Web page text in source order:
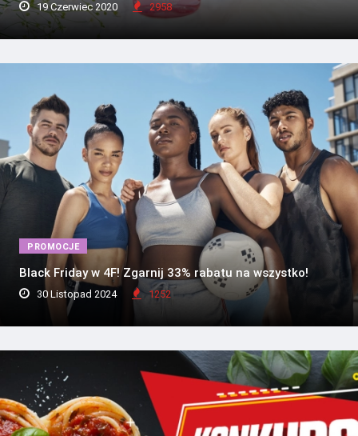
19 Czerwiec 2020 2958
PROMOCJE
Black Friday w 4F! Zgarnij 33% rabatu na wszystko!
30 Listopad 2024 1252